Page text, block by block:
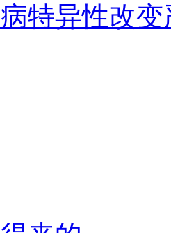
特异性改变